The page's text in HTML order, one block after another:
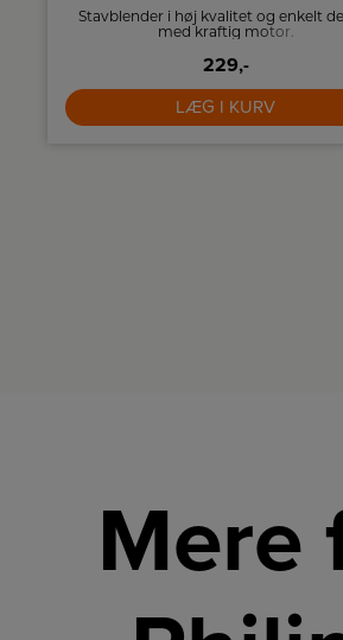
Stavblender i høj kvalitet og enkelt
med kraftig motor.
229,-
LÆG I KURV
Mere